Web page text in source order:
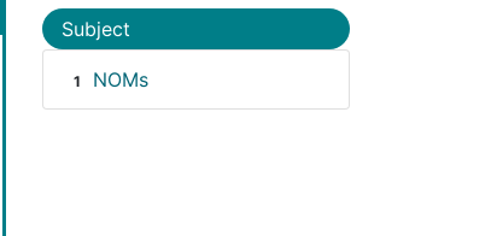
Subject
1 NOMs